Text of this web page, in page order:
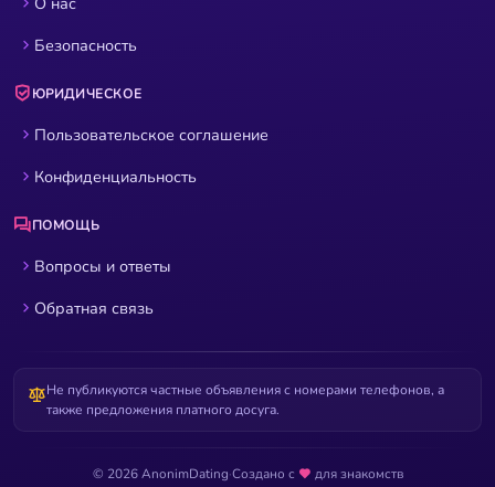
Безопасность
ЮРИДИЧЕСКОЕ
Пользовательское соглашение
Конфиденциальность
ПОМОЩЬ
Вопросы и ответы
Обратная связь
Не публикуются частные объявления с номерами телефонов, а
также предложения платного досуга.
© 2026 AnonimDating·Создано с для знакомств